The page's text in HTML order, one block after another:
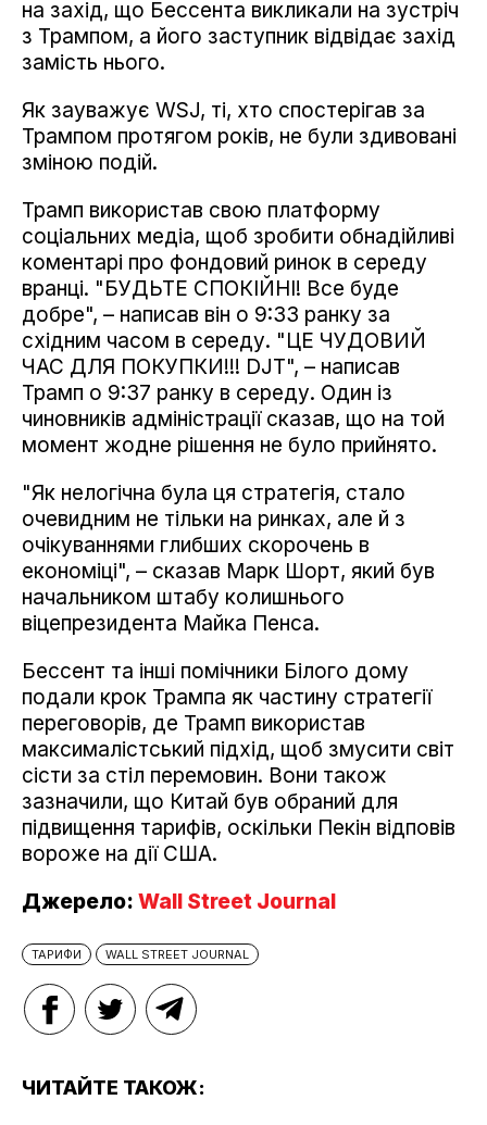
на захід, що Бессента викликали на зустріч
з Трампом, а його заступник відвідає захід
замість нього.
Як зауважує WSJ, ті, хто спостерігав за
Трампом протягом років, не були здивовані
зміною подій.
Трамп використав свою платформу
соціальних медіа, щоб зробити обнадійливі
коментарі про фондовий ринок в середу
вранці. "БУДЬТЕ СПОКІЙНІ! Все буде
добре", – написав він о 9:33 ранку за
східним часом в середу. "ЦЕ ЧУДОВИЙ
ЧАС ДЛЯ ПОКУПКИ!!! DJT", – написав
Трамп о 9:37 ранку в середу. Один із
чиновників адміністрації сказав, що на той
момент жодне рішення не було прийнято.
"Як нелогічна була ця стратегія, стало
очевидним не тільки на ринках, але й з
очікуваннями глибших скорочень в
економіці", – сказав Марк Шорт, який був
начальником штабу колишнього
віцепрезидента Майка Пенса.
Бессент та інші помічники Білого дому
подали крок Трампа як частину стратегії
переговорів, де Трамп використав
максималістський підхід, щоб змусити світ
сісти за стіл перемовин. Вони також
зазначили, що Китай був обраний для
підвищення тарифів, оскільки Пекін відповів
вороже на дії США.
Джерело: Wall Street Journal
ТАРИФИ WALL STREET JOURNAL
ЧИТАЙТЕ ТАКОЖ: